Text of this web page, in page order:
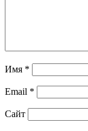
Имя *
Email *
Сайт